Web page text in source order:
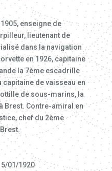
enseigne de
lieutenant de
dans la navigation
en 1926, capitaine
la 7ème escadrille
de vaisseau en
de sous-marins, la
Brest. Contre-amiral en
chef du 2ème
01/1920